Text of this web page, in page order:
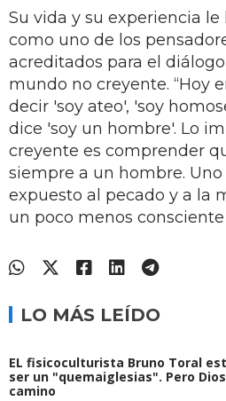
Su vida y su experiencia
como uno de los
acreditados para el
mundo no creyente. “Hoy
decir 'soy ateo', 'soy
dice 'soy un hombre'. Lo
creyente es comprender
siempre a un hombre.
expuesto al pecado y a la
un poco menos consciente
LO MÁS LEÍDO
EL fisicoculturista Bruno Toral
ser un "quemaiglesias". Pero
camino